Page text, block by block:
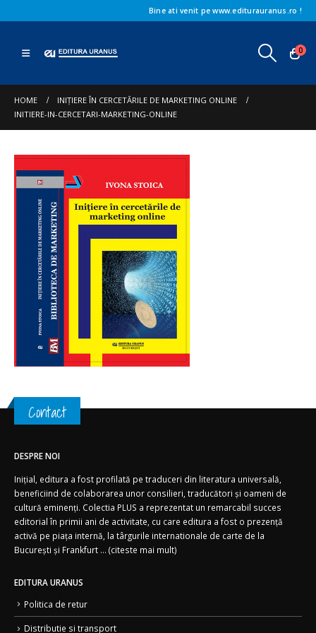
Bine ati venit pe www.editurauranus.ro !
0
HOME
INIȚIERE ÎN CERCETĂRILE DE MARKETING ONLINE
INITIERE-IN-CERCETARI-MARKETING-ONLINE
Contact
DESPRE NOI
Inițial, editura a fost profilată pe traduceri din literatura universală,
beneficiind de colaborarea unor consilieri, traducători și oameni de
cultură eminenți. Colectia PLUS a reprezentat un remarcabil succes
editorial în primii ani de activitate, cu care editura a fost o prezență
activă pe piața internă, la târgurile internationale de carte de la
București și Frankfurt ... (citeste mai mult)
EDITURA URANUS
Politica de retur
Distributie si transport